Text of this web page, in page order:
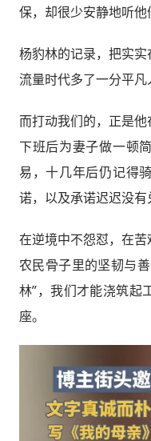
保，却很少安静地听他
杨豹林的记录，把实
流量时代多了一分平凡
而打动我们的，正是
下班后为妻子做一顿
易，十几年后仍记得
诺，以及承诺迟迟没
在逆境中不怨怼，在
农民骨子里的坚韧与
林”，我们才能浇筑起
座。